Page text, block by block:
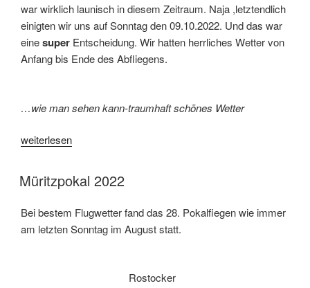
war wirklich launisch in diesem Zeitraum. Naja ,letztendlich
einigten wir uns auf Sonntag den 09.10.2022. Und das war
einesuper Entscheidung. Wir hatten herrliches Wetter von
Anfang bis Ende des Abfliegens.
…wie man sehen kann-traumhaft schönes Wetter
„Modellflug-Abfliegen 2022“
weiterlesen
VERÖFFENTLICHT AM
Müritzpokal 2022
Bei bestem Flugwetter fand das 28. Pokalfiegen wie immer
am letzten Sonntag im August statt.
Rostocker